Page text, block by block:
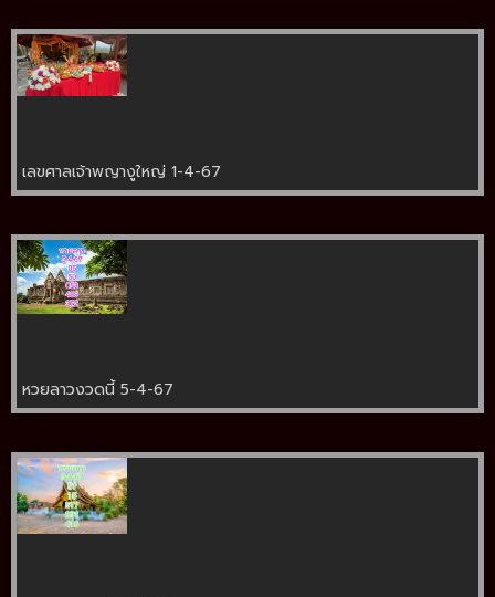
เลขศาลเจ้าพญางูใหญ่ 1-4-67
หวยลาวงวดนี้ 5-4-67